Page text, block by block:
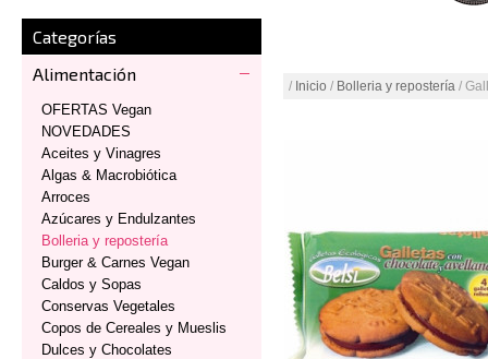
Categorías
Alimentación
OFERTAS Vegan
NOVEDADES
Aceites y Vinagres
Algas & Macrobiótica
Arroces
Azúcares y Endulzantes
Bolleria y repostería
Burger & Carnes Vegan
Caldos y Sopas
Conservas Vegetales
Copos de Cereales y Mueslis
Dulces y Chocolates
/ Inicio / Bolleria y repostería /